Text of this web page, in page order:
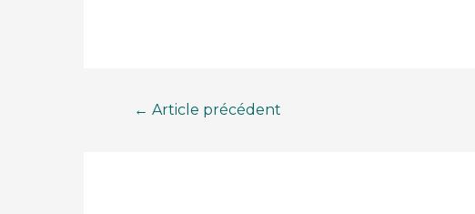
Navigation
← Article précédent